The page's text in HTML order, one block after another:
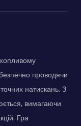
проводячи
натискань. З
вимагаючи
Гра